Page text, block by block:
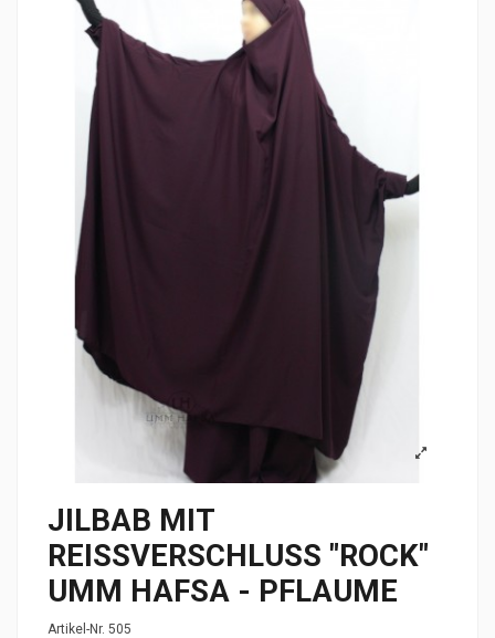
JILBAB MIT
REISSVERSCHLUSS "ROCK" U
MM HAFSA - PFLAUME
Artikel-Nr. 505